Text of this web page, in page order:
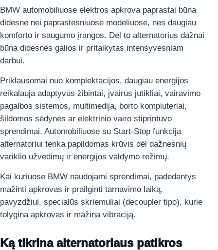
BMW automobiliuose elektros apkrova paprastai būna
didesnė nei paprastesniuose modeliuose, nes daugiau
komforto ir saugumo įrangos. Dėl to alternatorius dažnai
būna didesnės galios ir pritaikytas intensyvesniam
darbui.
Priklausomai nuo komplektacijos, daugiau energijos
reikalauja adaptyvūs žibintai, įvairūs jutikliai, vairavimo
pagalbos sistemos, multimedija, borto kompiuteriai,
šildomos sėdynės ar elektrinio vairo stiprintuvo
sprendimai. Automobiliuose su Start-Stop funkcija
alternatoriui tenka papildomas krūvis dėl dažnesnių
variklio užvedimų ir energijos valdymo režimų.
Kai kuriuose BMW naudojami sprendimai, padedantys
mažinti apkrovas ir prailginti tarnavimo laiką,
pavyzdžiui, specialūs skriemuliai (decoupler tipo), kurie
tolygina apkrovas ir mažina vibraciją.
Ką tikrina alternatoriaus patikros